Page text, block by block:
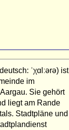
ˈχɑlːərə) ist
im
Sie gehört
liegt am Rande
Stadtpläne und